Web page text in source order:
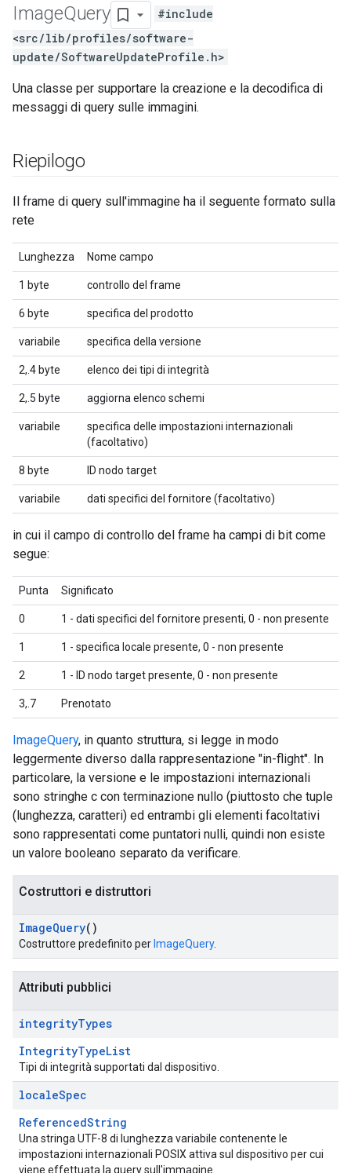
ImageQuery
#include
<src/lib/profiles/software-
update/SoftwareUpdateProfile.h>
Una classe per supportare la creazione e la decodifica di
messaggi di query sulle immagini.
Riepilogo
Il frame di query sull'immagine ha il seguente formato sulla
rete
Lunghezza Nome campo
1 byte controllo del frame
6 byte specifica del prodotto
variabile specifica della versione
2,.4 byte elenco dei tipi di integrità
2,.5 byte aggiorna elenco schemi
variabile
specifica delle impostazioni internazionali
(facoltativo)
8 byte ID nodo target
variabile dati specifici del fornitore (facoltativo)
in cui il campo di controllo del frame ha campi di bit come
segue:
Punta Significato
0 1 - dati specifici del fornitore presenti, 0 - non presente
1 1 - specifica locale presente, 0 - non presente
2 1 - ID nodo target presente, 0 - non presente
3,.7 Prenotato
ImageQuery, in quanto struttura, si legge in modo
leggermente diverso dalla rappresentazione "in-flight". In
particolare, la versione e le impostazioni internazionali
sono stringhe c con terminazione nullo (piuttosto che tuple
(lunghezza, caratteri) ed entrambi gli elementi facoltativi
sono rappresentati come puntatori nulli, quindi non esiste
un valore booleano separato da verificare.
Costruttori e distruttori
ImageQuery()
Costruttore predefinito per ImageQuery.
Attributi pubblici
integrityTypes
IntegrityTypeList
Tipi di integrità supportati dal dispositivo.
localeSpec
ReferencedString
Una stringa UTF-8 di lunghezza variabile contenente le
impostazioni internazionali POSIX attiva sul dispositivo per cui
viene effettuata la query sull'immagine.